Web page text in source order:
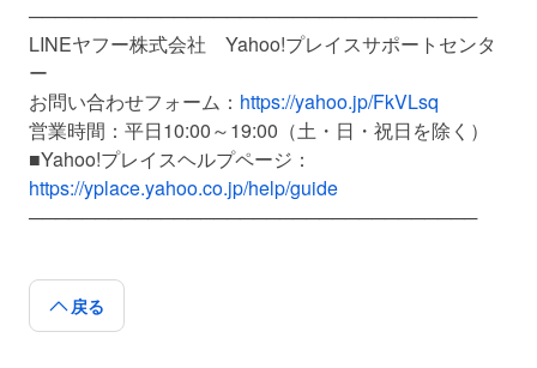
──────────────────────────────────​
LINEヤフー株式会社 Yahoo!プレイスサポートセンタ
ー
お問い合わせフォーム： https://yahoo.jp/FkVLsq
営業時間：平日10:00～19:00（土・日・祝日を除く）
■Yahoo!プレイスヘルプページ：
https://yplace.yahoo.co.jp/help/guide
──────────────────────────────────
戻る